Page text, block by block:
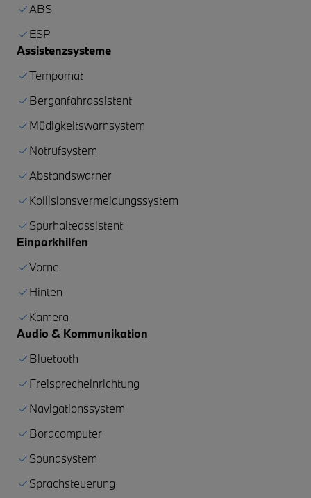
ABS
ESP
Assistenzsysteme
Tempomat
Berganfahrassistent
Müdigkeitswarnsystem
Notrufsystem
Abstandswarner
Kollisionsvermeidungssystem
Spurhalteassistent
Einparkhilfen
Vorne
Hinten
Kamera
Audio & Kommunikation
Bluetooth
Freisprecheinrichtung
Navigationssystem
Bordcomputer
Soundsystem
Sprachsteuerung